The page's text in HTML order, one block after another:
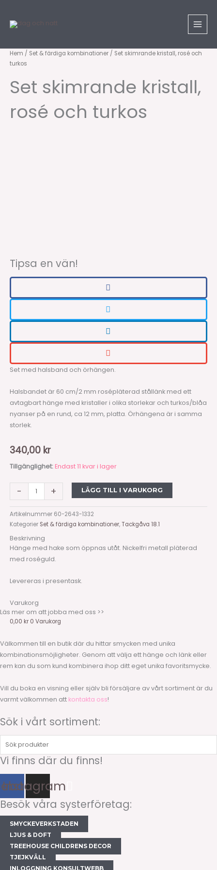
innehåll
Hem / Set & färdiga kombinationer / Set skimrande kristall, rosé och
turkos
Set skimrande kristall,
rosé och turkos
Tipsa en vän!
Set med halsband och örhängen.
Halsbandet är 60 cm/2 mm rosépläterad stållänk med ett
avtagbart hänge med kristaller i olika storlekar och turkos/blåa
nyanser på en rund, ca 12 mm, platta. Örhängena är i samma
storlek.
340,00 kr
Tillgänglighet:Endast 11 kvar i lager
-
Set
skimrande
rosé
turkos
mängd
+ LÄGG TILL I VARUKORG
Artikelnummer 60-2643-1332
Kategorier Set & färdiga kombinationer,Tackgåva 18.1
Beskrivning
Hänge med hake som öppnas utåt. Nickelfri metall pläterad
med roséguld.
Levereras i presentask.
Varukorg
Läs mer om att jobba med oss >>
0,00 kr 0 Varukorg
Välkommen till en butik där du hittar smycken med unika
kombinationsmöjligheter. Genom att välja ett hänge och länk eller
rem kan du som kund kombinera ihop ditt eget unika favoritsmycke.
Vill du boka en visning eller själv bli försäljare av vårt sortiment är du
varmt välkommen att kontakta oss!
Sök i vårt sortiment:
Sök
Vi finns där du finns!
Instagram
Besök våra systerföretag:
SMYCKEVERKSTADEN
LJUS & DOFT
TREEHOUSE CHILDRENS DECOR
TJEJKVÄLL
INLOGGNING KONSULTWEBB